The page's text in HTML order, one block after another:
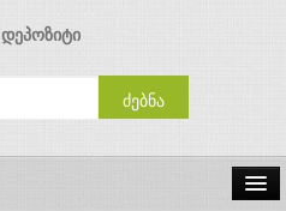
დეპოზიტი